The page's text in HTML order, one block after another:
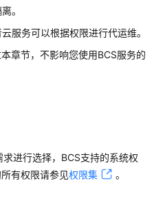
。
服务可以根据权限进行代运维。
章节，不影响您使用BCS服务的
进行选择，BCS支持的系统权
有权限请参见权限集 。